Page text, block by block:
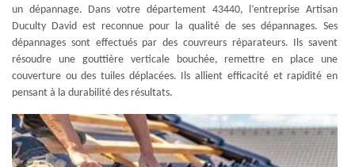
un dépannage. Dans votre département 43440, l’entreprise Artisan
Duculty David est reconnue pour la qualité de ses dépannages. Ses
dépannages sont effectués par des couvreurs réparateurs. Ils savent
résoudre une gouttière verticale bouchée, remettre en place une
couverture ou des tuiles déplacées. Ils allient efficacité et rapidité en
pensant à la durabilité des résultats.